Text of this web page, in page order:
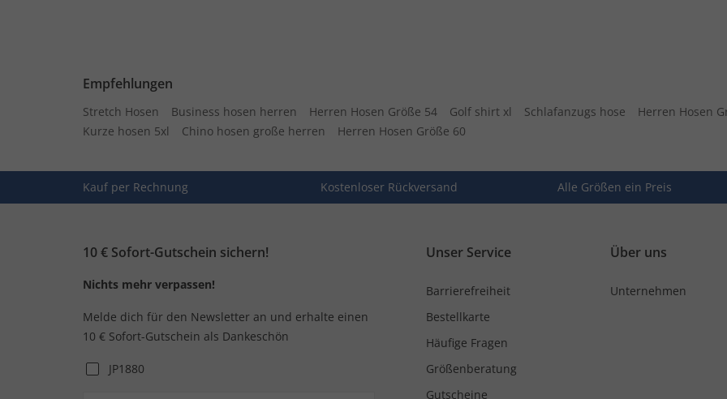
Empfehlungen
Stretch Hosen Business hosen herren Herren Hosen Größe 54 Golf shirt xl Schlafanzugs hose
Herren Hosen
Kurze hosen 5xl
Chino hosen große herren Herren Hosen Größe 60
Kauf per Rechnung Kostenloser Rückversand Alle Größen ein Preis
10 € Sofort-Gutschein sichern!
Nichts mehr verpassen!
Melde dich für den Newsletter an und erhalte einen
10 € Sofort-Gutschein als Dankeschön
JP1880
Unser Service
Barrierefreiheit
Bestellkarte
Häufige Fragen
Größenberatung
Gutscheine
Über uns
Unternehmen